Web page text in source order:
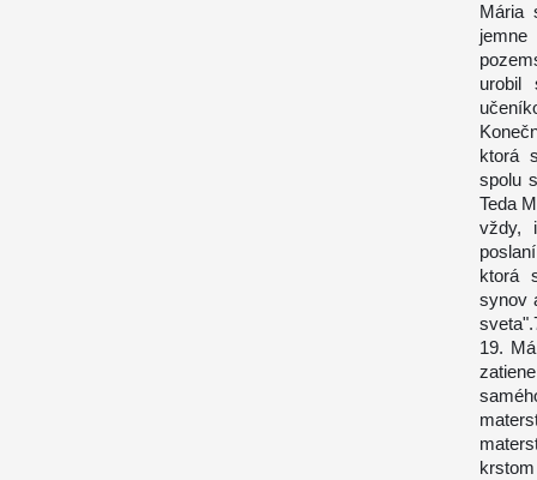
Mária
urobil
ktorá
spolu
Teda
vždy,
ktorá
synov
19.